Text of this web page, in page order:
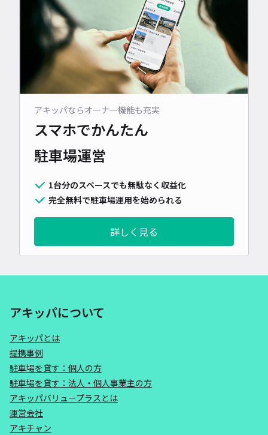
アキッパならオーナー機能も充実
スマホでかんたん
駐車場運営
1台分のスペースでも無駄なく収益化
完全無料で駐車場運用を始められる
詳しく見る
アキッパについて
アキッパとは
提携事例
駐車場を貸す：個人の方
駐車場を貸す：法人・個人事業主の方
アキッパバリュープラスとは
運営会社
アキチャン